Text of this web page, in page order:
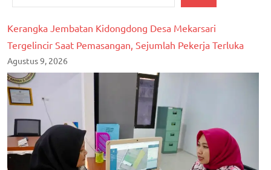
lampung
berita
nasional
Sholat
gerhana
matahari
Kerangka Jembatan Kidongdong Desa Mekarsari
Tergelincir Saat Pemasangan, Sejumlah Pekerja Terluka
Agustus 9, 2026